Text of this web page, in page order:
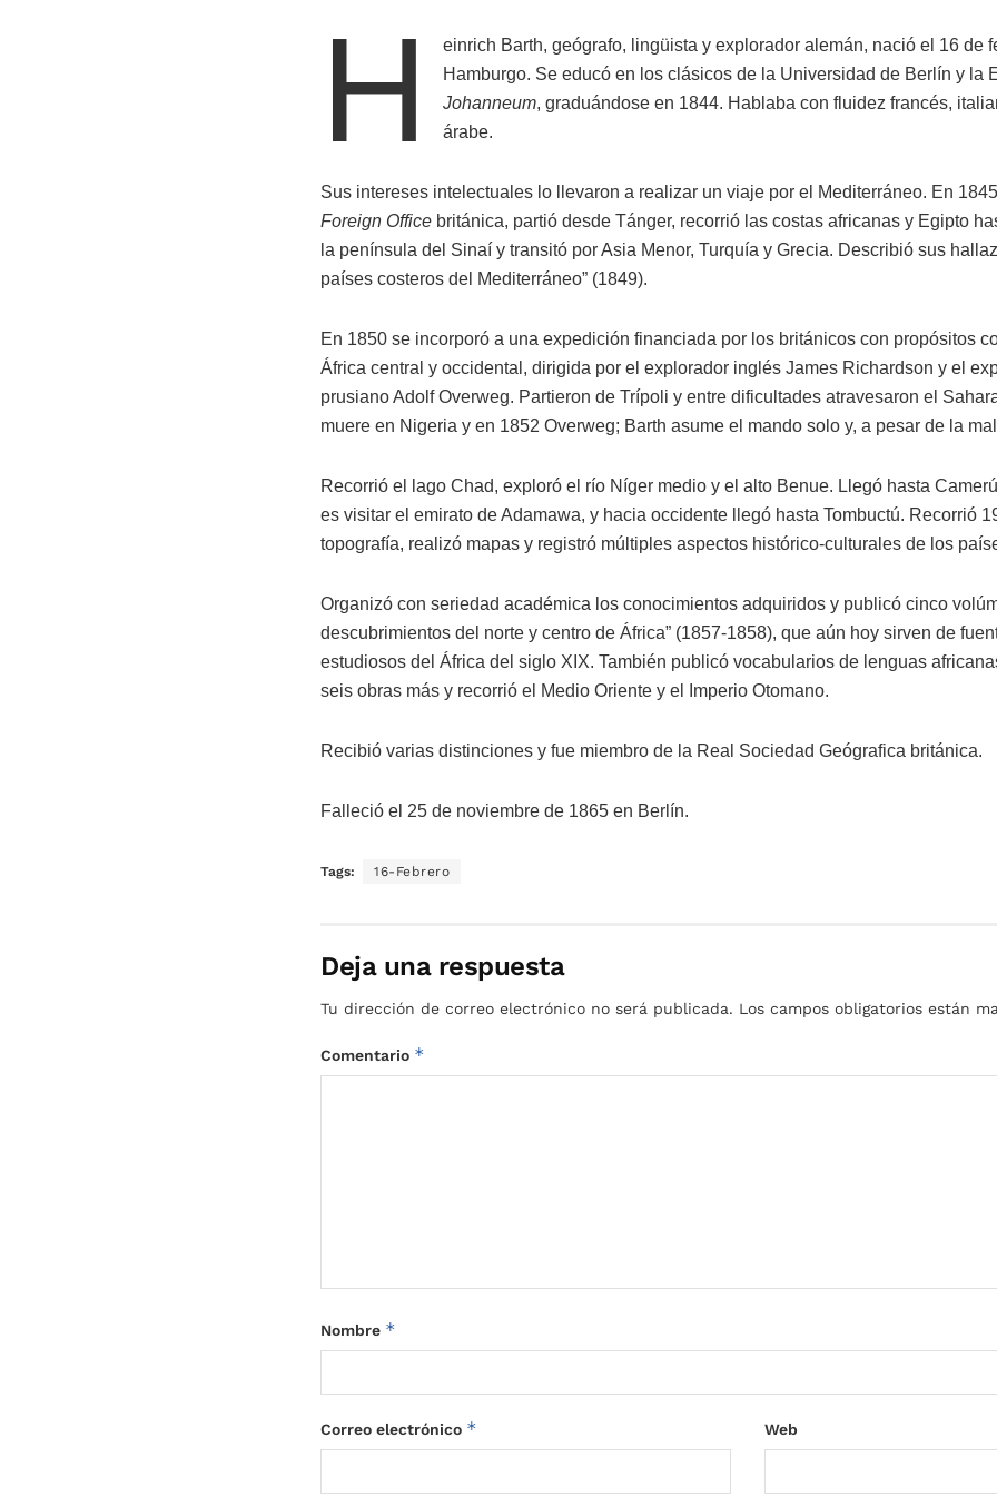
H
einrich Barth, geógrafo, lingüista y explorador alemán, nació el 16 de
Hamburgo. Se educó en los clásicos de la Universidad de Berlín y la
Johanneum, graduándose en 1844. Hablaba con fluidez francés,
árabe.
Sus intereses intelectuales lo llevaron a realizar un viaje por el Mediterráneo. En
Foreign Office británica, partió desde Tánger, recorrió las costas africanas y Egipto
la península del Sinaí y transitó por Asia Menor, Turquía y Grecia. Describió sus
países costeros del Mediterráneo” (1849).
En 1850 se incorporó a una expedición financiada por los británicos con propósitos
África central y occidental, dirigida por el explorador inglés James Richardson y el
prusiano Adolf Overweg. Partieron de Trípoli y entre dificultades atravesaron el
muere en Nigeria y en 1852 Overweg; Barth asume el mando solo y, a pesar de la
Recorrió el lago Chad, exploró el río Níger medio y el alto Benue. Llegó hasta
es visitar el emirato de Adamawa, y hacia occidente llegó hasta Tombuctú. Recorrió
topografía, realizó mapas y registró múltiples aspectos histórico-culturales de los
Organizó con seriedad académica los conocimientos adquiridos y publicó cinco
descubrimientos del norte y centro de África” (1857-1858), que aún hoy sirven de
estudiosos del África del siglo XIX. También publicó vocabularios de lenguas
seis obras más y recorrió el Medio Oriente y el Imperio Otomano.
Recibió varias distinciones y fue miembro de la Real Sociedad Geógrafica británica.
Falleció el 25 de noviembre de 1865 en Berlín.
Tags: 16-Febrero
Deja una respuesta
Tu dirección de correo electrónico no será publicada. Los campos obligatorios están
Comentario *
Nombre *
Correo electrónico * Web